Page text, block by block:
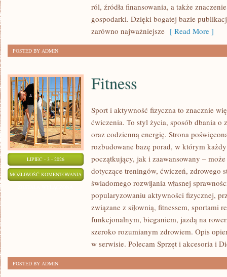
ról, źródła finansowania, a także
gospodarki. Dzięki bogatej bazie
zarówno najważniejsze [ Read More ]
POSTED BY ADMIN
LIPIEC - 3 - 2026
MOŻLIWOŚĆ KOMENTOWANIA FITNESS
Fitness
Sport i aktywność fizyczna to znacznie
ćwiczenia. To styl życia, sposób dbania o
oraz codzienną energię. Strona
rozbudowane bazę porad, w którym
początkujący, jak i zaawansowany –
dotyczące treningów, ćwiczeń, zdrowego
świadomego rozwijania własnej
popularyzowaniu aktywności fizycznej,
związane z siłownią, fitnessem, sportami
funkcjonalnym, bieganiem, jazdą na
szeroko rozumianym zdrowiem. Opis
w serwisie. Polecam Sprzęt i akcesoria i
POSTED BY ADMIN